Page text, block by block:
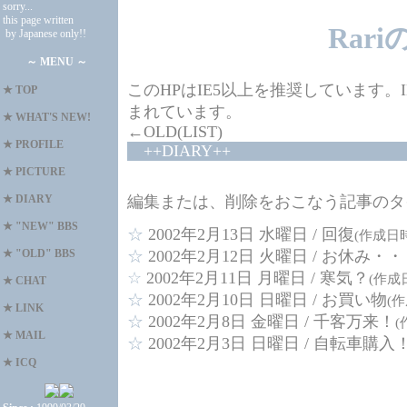
sorry...
this page written
by Japanese only!!
～ MENU ～
★ TOP
★ WHAT'S NEW!
★ PROFILE
★ PICTURE
★ DIARY
★ "NEW" BBS
★ "OLD" BBS
★ CHAT
★ LINK
★ MAIL
★ ICQ
Rari
このHPはIE5以上を推奨しています
まれています。
←OLD(LIST)
++DIARY++
編集または、削除をおこなう記事の
☆ 2002年2月13日 水曜日 / 回復(作成日
☆ 2002年2月12日 火曜日 / お休み・・
☆ 2002年2月11日 月曜日 / 寒気？ (作成
☆ 2002年2月10日 日曜日 / お買い物(
☆ 2002年2月8日 金曜日 / 千客万来！ (
☆ 2002年2月3日 日曜日 / 自転車購入